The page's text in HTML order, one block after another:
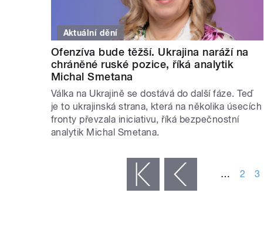
Aktuální dění
Ofenzíva bude těžší. Ukrajina naráží na
chráněné ruské pozice, říká analytik
Michal Smetana
Válka na Ukrajině se dostává do další fáze. Teď
je to ukrajinská strana, která na několika úsecích
fronty převzala iniciativu, říká bezpečnostní
analytik Michal Smetana.
‹ předchozí … 2 3